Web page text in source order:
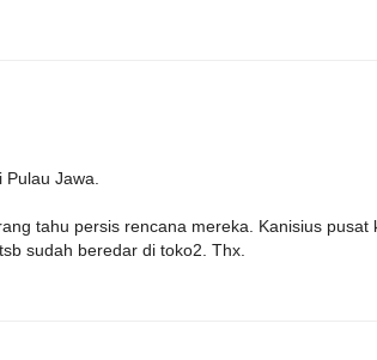
Pulau Jawa.
tahu persis rencana mereka. Kanisius pusat
sudah beredar di toko2. Thx.